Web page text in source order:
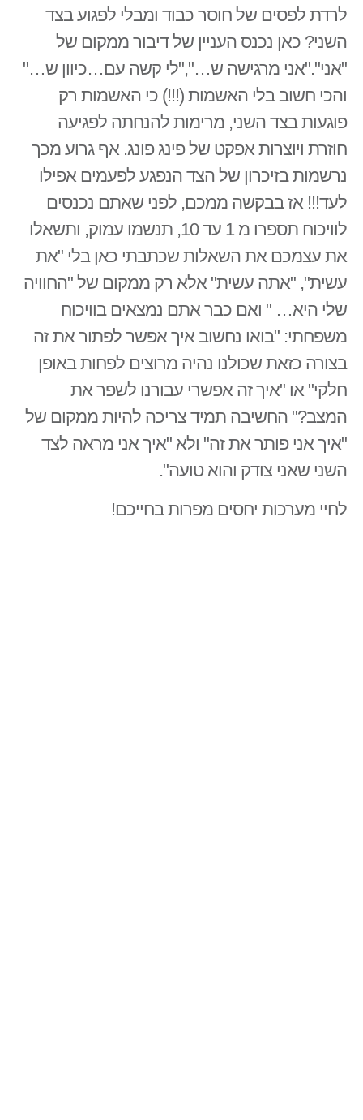
לרדת לפסים של חוסר כבוד ומבלי לפגוע בצד
השני? כאן נכנס העניין של דיבור ממקום של
"אני"."אני מרגישה ש…","לי קשה עם…כיוון ש…"
והכי חשוב בלי האשמות (!!!) כי האשמות רק
פוגעות בצד השני, מרימות להנחתה לפגיעה
חוזרת ויוצרות אפקט של פינג פונג. אף גרוע מכך
נרשמות בזיכרון של הצד הנפגע לפעמים אפילו
לעד!!! אז בבקשה ממכם, לפני שאתם נכנסים
לוויכוח תספרו מ 1 עד 10, תנשמו עמוק, ותשאלו
את עצמכם את השאלות שכתבתי כאן בלי "את
עשית", "אתה עשית" אלא רק ממקום של "החוויה
שלי היא… " ואם כבר אתם נמצאים בוויכוח
משפחתי: "בואו נחשוב איך אפשר לפתור את זה
בצורה כזאת שכולנו נהיה מרוצים לפחות באופן
חלקי" או "איך זה אפשרי עבורנו לשפר את
המצב?" החשיבה תמיד צריכה להיות ממקום של
"איך אני פותר את זה" ולא "איך אני מראה לצד
השני שאני צודק והוא טועה".
לחיי מערכות יחסים מפרות בחייכם!